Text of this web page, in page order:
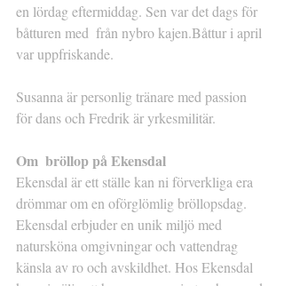
en lördag eftermiddag. Sen var det dags för
båtturen med  från nybro kajen.Båttur i april
var uppfriskande.
Susanna är personlig tränare med passion
för dans och Fredrik är yrkesmilitär.
Om  bröllop på Ekensdal
Ekensdal är ett ställe kan ni förverkliga era
drömmar om en oförglömlig bröllopsdag.
Ekensdal erbjuder en unik miljö med
natursköna omgivningar och vattendrag
känsla av ro och avskildhet. Hos Ekensdal